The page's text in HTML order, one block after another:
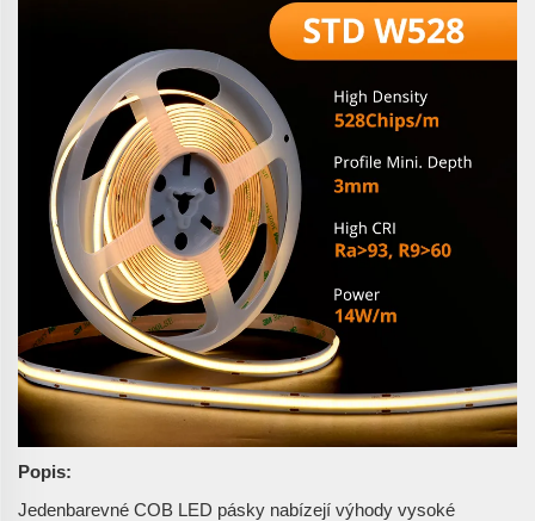
Popis:
Jedenbarevné COB LED pásky nabízejí výhody vysoké